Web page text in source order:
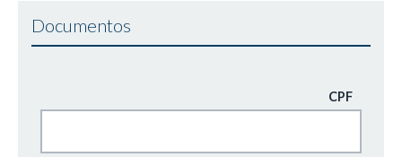
Documentos
CPF